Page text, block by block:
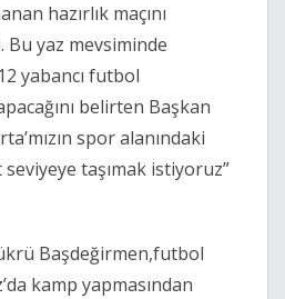
hazırlık maçını
yaz mevsiminde
yabancı futbol
belirten Başkan
spor alanındaki
taşımak istiyoruz”
Başdeğirmen,futbol
kamp yapmasından